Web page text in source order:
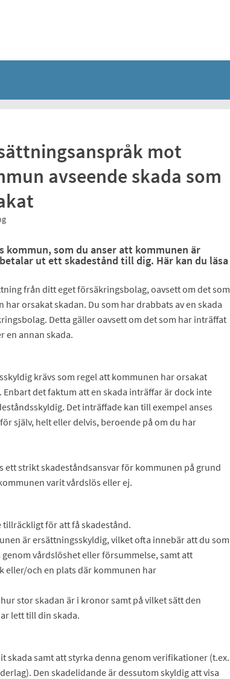
mot
avseende skada som
kommun, som du anser att kommunen är
ut ett skadestånd till dig. Här kan du läsa
från ditt eget försäkringsbolag, oavsett om det som
orsakat skadan. Du som har drabbats av en skada
Detta gäller oavsett om det som har inträffat
en annan skada.
krävs som regel att kommunen har orsakat
det faktum att en skada inträffar är dock inte
Det inträffade kan till exempel anses
själv, helt eller delvis, beroende på om du har
ett strikt skadeståndsansvar för kommunen på grund
varit vårdslös eller ej.
för att få skadestånd.
är ersättningsskyldig, vilket ofta innebär att du som
vårdslöshet eller försummelse, samt att
eller/och en plats där kommunen har
stor skadan är i kronor samt på vilket sätt den
lett till din skada.
skada samt att styrka denna genom verifikationer (t.ex.
Den skadelidande är dessutom skyldig att visa